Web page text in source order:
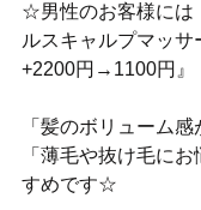
☆男性のお客様には
ルスキャルプマッサ
+2200円→1100円』
「髪のボリューム感
「薄毛や抜け毛に
すめです☆